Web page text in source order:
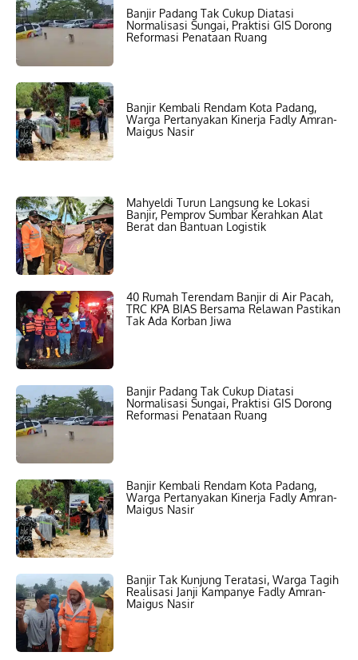
Banjir Padang Tak Cukup Diatasi
Normalisasi Sungai, Praktisi GIS Dorong
Reformasi Penataan Ruang
Banjir Kembali Rendam Kota Padang,
Warga Pertanyakan Kinerja Fadly Amran-
Maigus Nasir
Mahyeldi Turun Langsung ke Lokasi
Banjir, Pemprov Sumbar Kerahkan Alat
Berat dan Bantuan Logistik
40 Rumah Terendam Banjir di Air Pacah,
TRC KPA BIAS Bersama Relawan Pastikan
Tak Ada Korban Jiwa
Banjir Padang Tak Cukup Diatasi
Normalisasi Sungai, Praktisi GIS Dorong
Reformasi Penataan Ruang
Banjir Kembali Rendam Kota Padang,
Warga Pertanyakan Kinerja Fadly Amran-
Maigus Nasir
Banjir Tak Kunjung Teratasi, Warga Tagih
Realisasi Janji Kampanye Fadly Amran-
Maigus Nasir